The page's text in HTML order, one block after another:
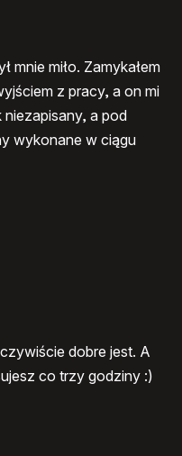
mnie miło. Zamykałem
z pracy, a on mi
a pod
wykonane w ciągu
dobre jest. A
co trzy godziny :)